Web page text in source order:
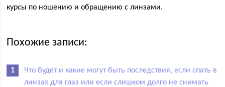
курсы по ношению и обращению с линзами.
Похожие записи:
Что будет и какие могут быть последствия, если спать в
линзах для глаз или если слишком долго не снимать